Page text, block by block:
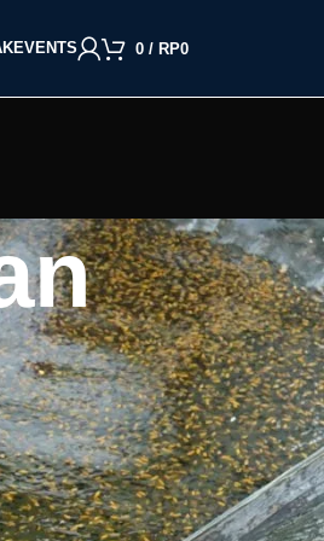
EVENTS 0 / RP0
JENIS IKAN